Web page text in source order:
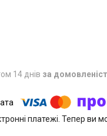
14 днів за
платежі. Тепер